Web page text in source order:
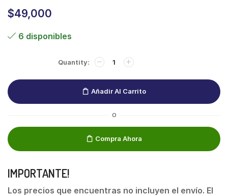
$49,000
6 disponibles
Añadir Al Carrito
O
Compra Ahora
IMPORTANTE!
Los precios que encuentras no incluyen el envío. El